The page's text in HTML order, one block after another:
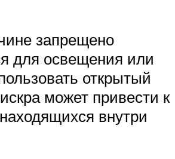
запрещено
для освещения или
открытый
может привести к
внутри